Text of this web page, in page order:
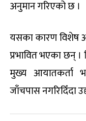
अनुमान गरिएको छ ।
यसका कारण विशेष
प्रभावित भएका छन् ।
मुख्य आयातकर्ता
जाँचपास नगरिदिँदा